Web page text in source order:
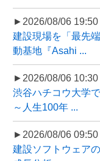
►2026/08/06 19:50
建設現場を「最先
動基地『Asahi ...
►2026/08/06 10:30
渋谷ハチコウ大学
～人生100年 ...
►2026/08/06 09:50
建設ソフトウェア